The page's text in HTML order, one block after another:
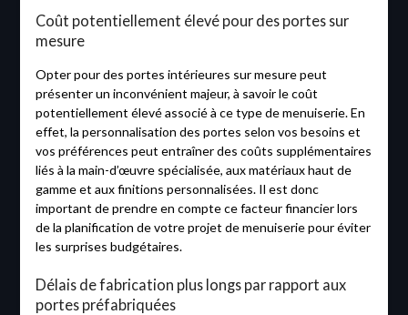
Coût potentiellement élevé pour des portes sur
mesure
Opter pour des portes intérieures sur mesure peut
présenter un inconvénient majeur, à savoir le coût
potentiellement élevé associé à ce type de menuiserie. En
effet, la personnalisation des portes selon vos besoins et
vos préférences peut entraîner des coûts supplémentaires
liés à la main-d’œuvre spécialisée, aux matériaux haut de
gamme et aux finitions personnalisées. Il est donc
important de prendre en compte ce facteur financier lors
de la planification de votre projet de menuiserie pour éviter
les surprises budgétaires.
Délais de fabrication plus longs par rapport aux
portes préfabriquées